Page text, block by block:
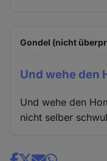
Gondel (nicht
Und wehe den
Und wehe den
nicht selber